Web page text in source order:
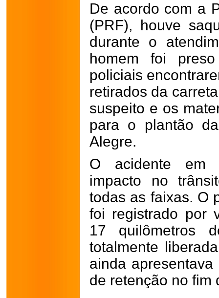
De acordo com a
(PRF), houve
durante o
homem foi
policiais
retirados da
suspeito e os
para o plantão
Alegre.
O acidente em
impacto no
todas as faixas. O
foi registrado por
17 quilômetros
totalmente
ainda
de retenção no fim